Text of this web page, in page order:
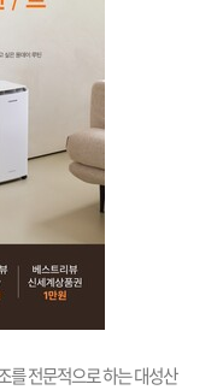
를 전문적으로 하는 대성산